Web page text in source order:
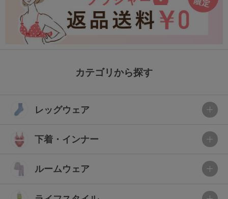
カテゴリから探す
レッグウェア
下着・インナー
ルームウェア